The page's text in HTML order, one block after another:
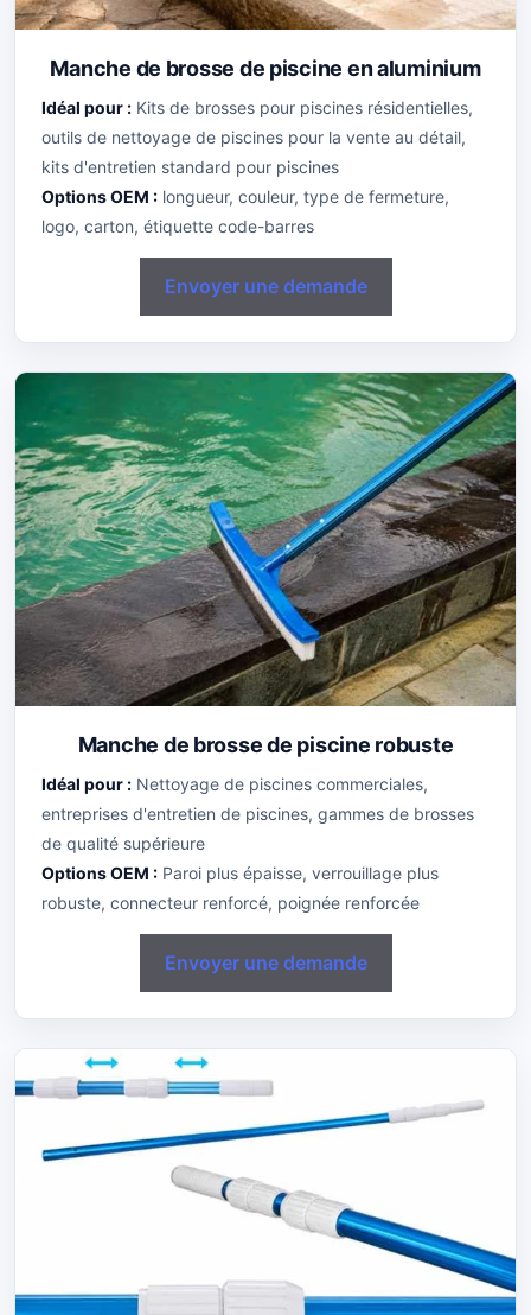
Manche de brosse de piscine en aluminium
Idéal pour : Kits de brosses pour piscines résidentielles,
outils de nettoyage de piscines pour la vente au détail,
kits d'entretien standard pour piscines
Options OEM : longueur, couleur, type de fermeture,
logo, carton, étiquette code-barres
Envoyer une demande
Manche de brosse de piscine robuste
Idéal pour : Nettoyage de piscines commerciales,
entreprises d'entretien de piscines, gammes de brosses
de qualité supérieure
Options OEM : Paroi plus épaisse, verrouillage plus
robuste, connecteur renforcé, poignée renforcée
Envoyer une demande